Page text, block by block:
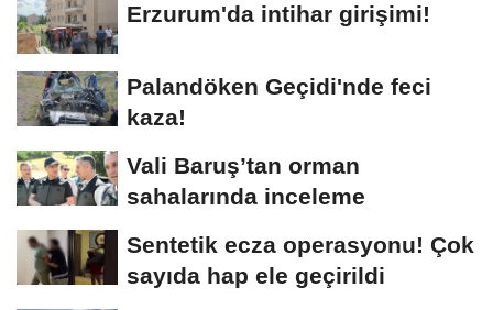
Erzurum'da intihar girişimi!
Palandöken Geçidi'nde feci
kaza!
Vali Baruş’tan orman
sahalarında inceleme
Sentetik ecza operasyonu! Çok
sayıda hap ele geçirildi